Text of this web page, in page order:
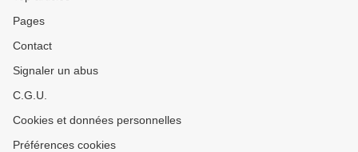
Pages
Contact
Signaler un abus
C.G.U.
Cookies et données personnelles
Préférences cookies